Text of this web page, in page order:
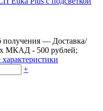
получения — Доставка/
МКАД - 500 рублей;
характеристики
+